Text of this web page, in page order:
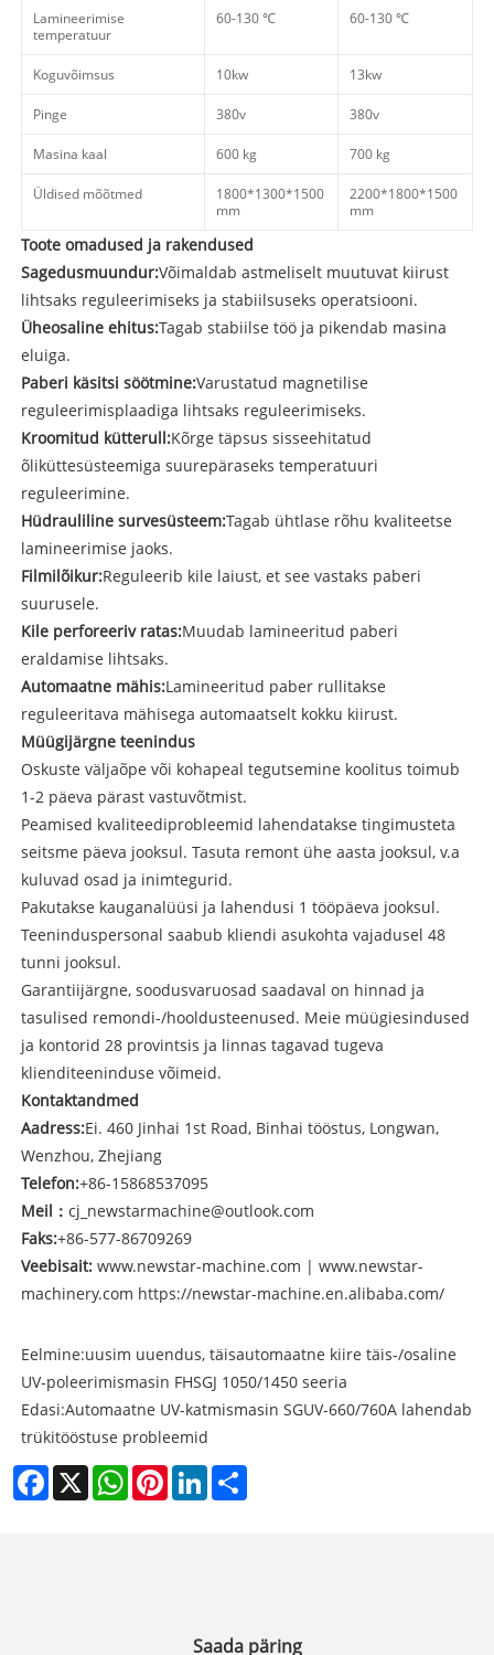
Lamineerimise
temperatuur
60-130 ℃ 60-130 ℃
Koguvõimsus 10kw 13kw
Pinge 380v 380v
Masina kaal 600 kg 700 kg
Üldised mõõtmed 1800*1300*1500
mm
2200*1800*1500
mm
Toote omadused ja rakendused
Sagedusmuundur:Võimaldab astmeliselt muutuvat kiirust
lihtsaks reguleerimiseks ja stabiilsuseks operatsiooni.
Üheosaline ehitus:Tagab stabiilse töö ja pikendab masina
eluiga.
Paberi käsitsi söötmine:Varustatud magnetilise
reguleerimisplaadiga lihtsaks reguleerimiseks.
Kroomitud kütterull:Kõrge täpsus sisseehitatud
õliküttesüsteemiga suurepäraseks temperatuuri
reguleerimine.
Hüdrauliline survesüsteem:Tagab ühtlase rõhu kvaliteetse
lamineerimise jaoks.
Filmilõikur:Reguleerib kile laiust, et see vastaks paberi
suurusele.
Kile perforeeriv ratas:Muudab lamineeritud paberi
eraldamise lihtsaks.
Automaatne mähis:Lamineeritud paber rullitakse
reguleeritava mähisega automaatselt kokku kiirust.
Müügijärgne teenindus
Oskuste väljaõpe või kohapeal tegutsemine koolitus toimub
1-2 päeva pärast vastuvõtmist.
Peamised kvaliteediprobleemid lahendatakse tingimusteta
seitsme päeva jooksul. Tasuta remont ühe aasta jooksul, v.a
kuluvad osad ja inimtegurid.
Pakutakse kauganalüüsi ja lahendusi 1 tööpäeva jooksul.
Teeninduspersonal saabub kliendi asukohta vajadusel 48
tunni jooksul.
Garantiijärgne, soodusvaruosad saadaval on hinnad ja
tasulised remondi-/hooldusteenused. Meie müügiesindused
ja kontorid 28 provintsis ja linnas tagavad tugeva
klienditeeninduse võimeid.
Kontaktandmed
Aadress:Ei. 460 Jinhai 1st Road, Binhai tööstus, Longwan,
Wenzhou, Zhejiang
Telefon:+86-15868537095
Meil ： cj_newstarmachine@outlook.com
Faks:+86-577-86709269
Veebisait: www.newstar-machine.com | www.newstar-
machinery.com https://newstar-machine.en.alibaba.com/
Eelmine:uusim uuendus, täisautomaatne kiire täis-/osaline
UV-poleerimismasin FHSGJ 1050/1450 seeria
Edasi:Automaatne UV-katmismasin SGUV-660/760A lahendab
trükitööstuse probleemid
Facebook
X WhatsAppPinterestLinkedIn
Saada päring